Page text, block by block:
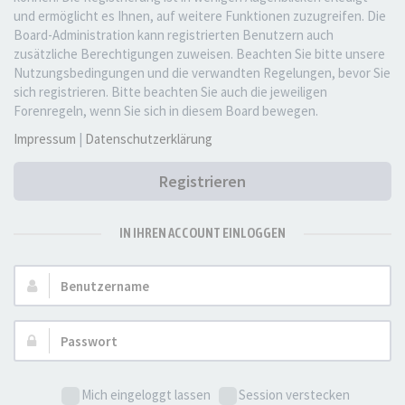
und ermöglicht es Ihnen, auf weitere Funktionen zuzugreifen. Die
Board-Administration kann registrierten Benutzern auch
zusätzliche Berechtigungen zuweisen. Beachten Sie bitte unsere
Nutzungsbedingungen und die verwandten Regelungen, bevor Sie
sich registrieren. Bitte beachten Sie auch die jeweiligen
Forenregeln, wenn Sie sich in diesem Board bewegen.
Impressum | Datenschutzerklärung
Registrieren
IN IHREN ACCOUNT EINLOGGEN
Benutzername:
Passwort:
Mich eingeloggt lassen Session verstecken